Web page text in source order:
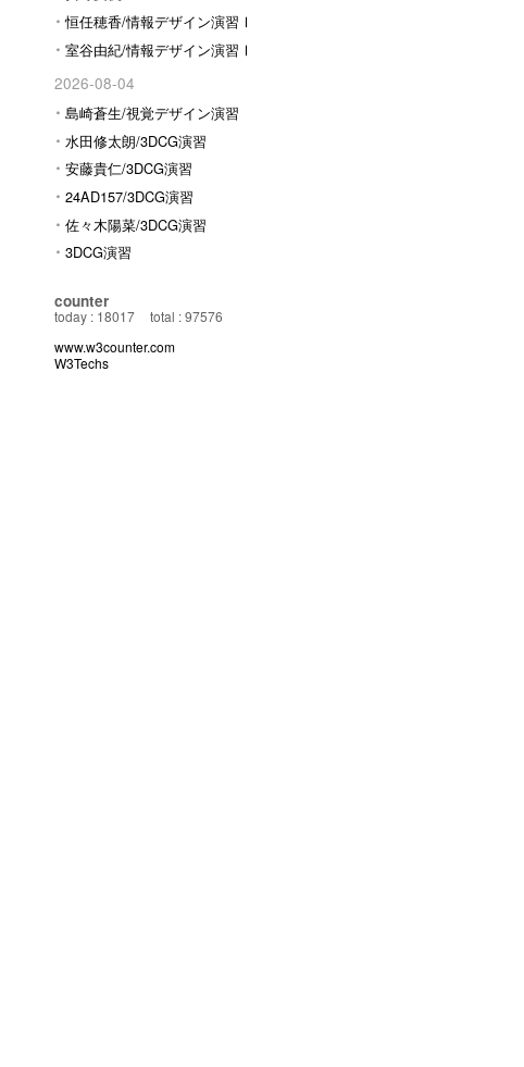
恒任穂香/情報デザイン演習Ⅰ
室谷由紀/情報デザイン演習Ⅰ
2026-08-04
島崎蒼生/視覚デザイン演習
水田修太朗/3DCG演習
安藤貴仁/3DCG演習
24AD157/3DCG演習
佐々木陽菜/3DCG演習
3DCG演習
counter
today : 18017
total : 97576
www.w3counter.com
W3Techs